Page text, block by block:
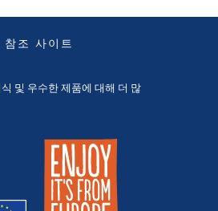
조 사이트
및 우수한 제품에 대해 더 많